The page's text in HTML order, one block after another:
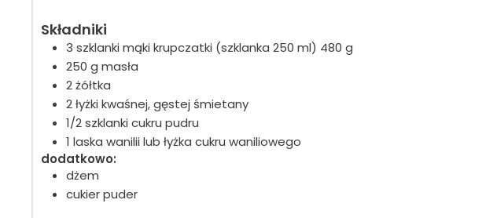
Składniki
3 szklanki mąki krupczatki (szklanka 250 ml) 480 g
250 g masła
2żółtka
2łyżki kwaśnej, gęstej śmietany
1/2szklanki cukru pudru
1 laska wanilii lub łyżka cukru waniliowego
dodatkowo:
dżem
cukier puder